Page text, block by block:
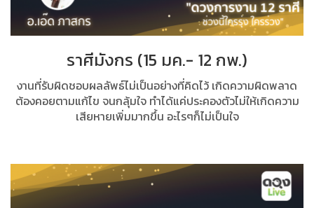
ราศีมังกร (15 มค.- 12 กพ.)
งานที่รับผิดชอบผลลัพธ์ไม่เป็นอย่างที่คิดไว้ เกิดความผิดพลาด
ต้องคอยตามแก้ไข จนกลุ้มใจ ทำได้แค่ประคองตัวไม่ให้เกิดความ
เสียหายเพิ่มมากขึ้น อะไรๆก็ไม่เป็นใจ